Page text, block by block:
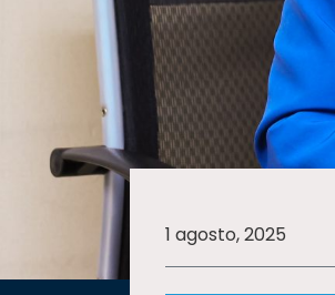
SUSTENTABILIDAD
educativa
1 agosto, 2025